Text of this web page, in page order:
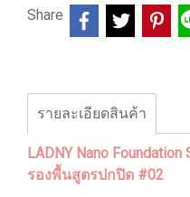
Share
รายละเอียดสินค้า
LADNY Nano
รองพื้นสูตรปกปิด #02